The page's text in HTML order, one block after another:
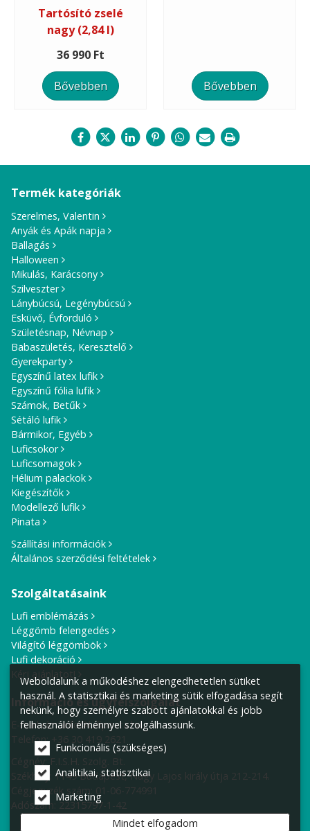
Tartósító zselé
nagy (2,84 l)
36 990 Ft
Bővebben Bővebben
Termék kategóriák
Szerelmes, Valentin
Anyák és Apák napja
Ballagás
Halloween
Mikulás, Karácsony
Szilveszter
Lánybúcsú, Legénybúcsú
Esküvő, Évforduló
Születésnap, Névnap
Babaszületés, Keresztelő
Gyerekparty
Egyszínű latex lufik
Egyszínű fólia lufik
Számok, Betűk
Sétáló lufik
Bármikor, Egyéb
Luficsokor
Luficsomagok
Hélium palackok
Kiegészítők
Modellező lufik
Pinata
Szállítási információk
Általános szerződési feltételek
Szolgáltatásaink
Lufi emblémázás
Léggömb felengedés
Világító léggömbök
Lufi dekoráció
Kérj ajánlatot!
Információ és ügyfélszolgálat
E-mail cím:info@lufiposta.hu
Telefon:+36 30 419 2621
Cégnév: F.I.S.H. Szolg. Bt.
Székhely: 1149 Budapest, Nagy Lajos király útja 212-214.
Cégjegyzék szám: 01-06-774991
Adószám: 22315797-1-42
Weboldalunk a működéshez elengedhetetlen sütiket
használ. A statisztikai és marketing sütik elfogadása segít
nekünk, hogy személyre szabott ajánlatokkal és jobb
felhasználói élménnyel szolgálhassunk.
Funkcionális (szükséges)
Analitikai, statisztikai
Marketing
Mindet elfogadom